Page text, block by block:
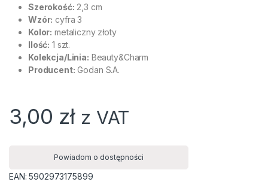
Szerokość: 2,3 cm
Wzór: cyfra 3
Kolor: metaliczny złoty
Ilość: 1 szt.
Kolekcja/Linia: Beauty&Charm
Producent: Godan S.A.
3,00 zł z VAT
Powiadom o dostępności
EAN:5902973175899